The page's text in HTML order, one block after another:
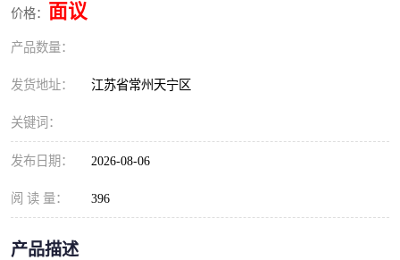
价格： 面议
产品数量：
发货地址： 江苏省常州天宁区
关键词：
发布日期： 2026-08-06
阅 读 量： 396
产品描述